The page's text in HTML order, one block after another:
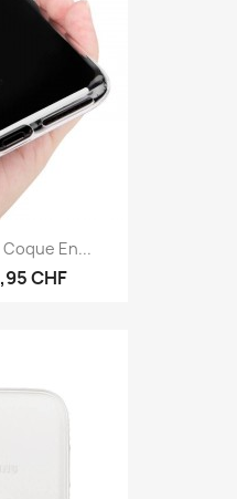
Coque En...
CHF